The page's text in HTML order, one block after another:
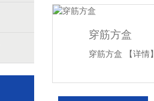
穿筋方盒
穿筋方盒 【详情